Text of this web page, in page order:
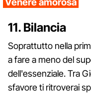
11. Bilancia
Soprattutto nella
a fare a meno del
dell'essenziale. Tra
sfavore ti ritroverai